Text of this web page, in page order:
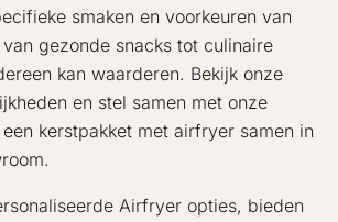
smaken en voorkeuren van
gezonde snacks tot culinaire
kan waarderen. Bekijk onze
en stel samen met onze
kerstpakket met airfryer samen in
Airfryer opties, bieden